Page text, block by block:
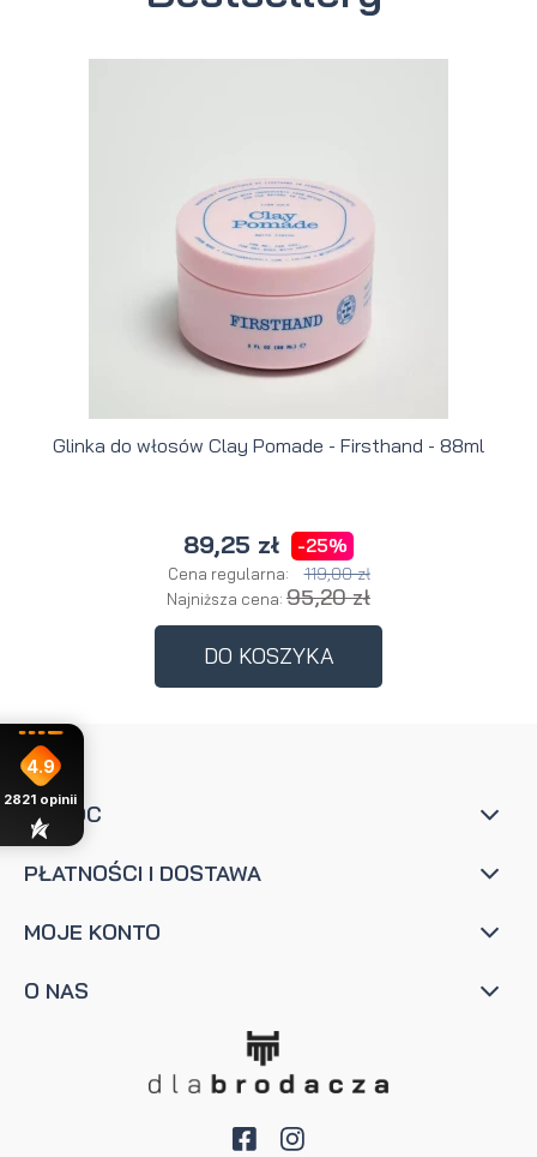
Glinka do włosów Clay Pomade - Firsthand - 88ml
89,25 zł -25%
Cena regularna: 119,00 zł
Najniższa cena: 95,20 zł
DO KOSZYKA
POMOC
PŁATNOŚCI I DOSTAWA
MOJE KONTO
O NAS
4.9
2821 opinii